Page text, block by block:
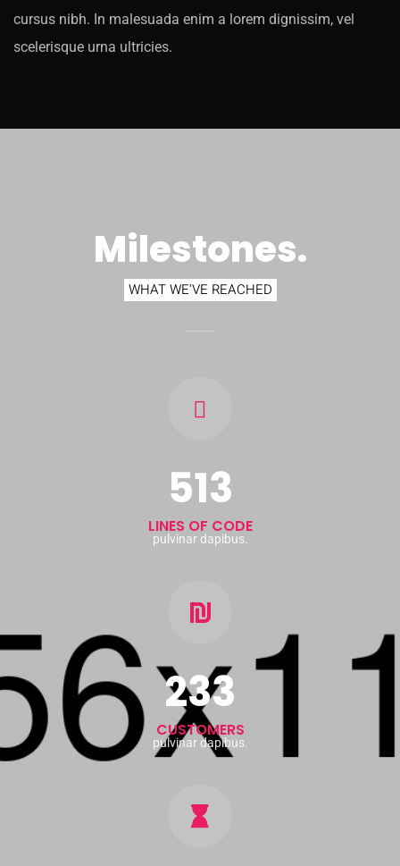
cursus nibh. In malesuada enim a lorem dignissim, vel
scelerisque urna ultricies.
Milestones.
WHAT WE'VE REACHED
LINES OF CODE
513
pulvinar dapibus.
CUSTOMERS
233
pulvinar dapibus.